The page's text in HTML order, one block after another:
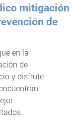
mitigación
de
en la
de
y disfrute